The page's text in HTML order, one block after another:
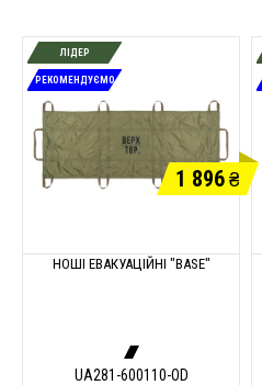
ЛІДЕР
РЕКОМЕНДУЄМО
1 896₴
НОШІ ЕВАКУАЦІЙНІ "BASE"
UA281-600110-OD